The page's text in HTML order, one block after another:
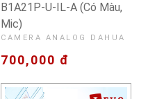
B1A21P-U-IL-A (có Màu,
Mic)
CAMERA ANALOG DAHUA
700,000 đ